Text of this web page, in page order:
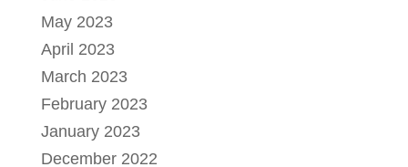
May 2023
April 2023
March 2023
February 2023
January 2023
December 2022